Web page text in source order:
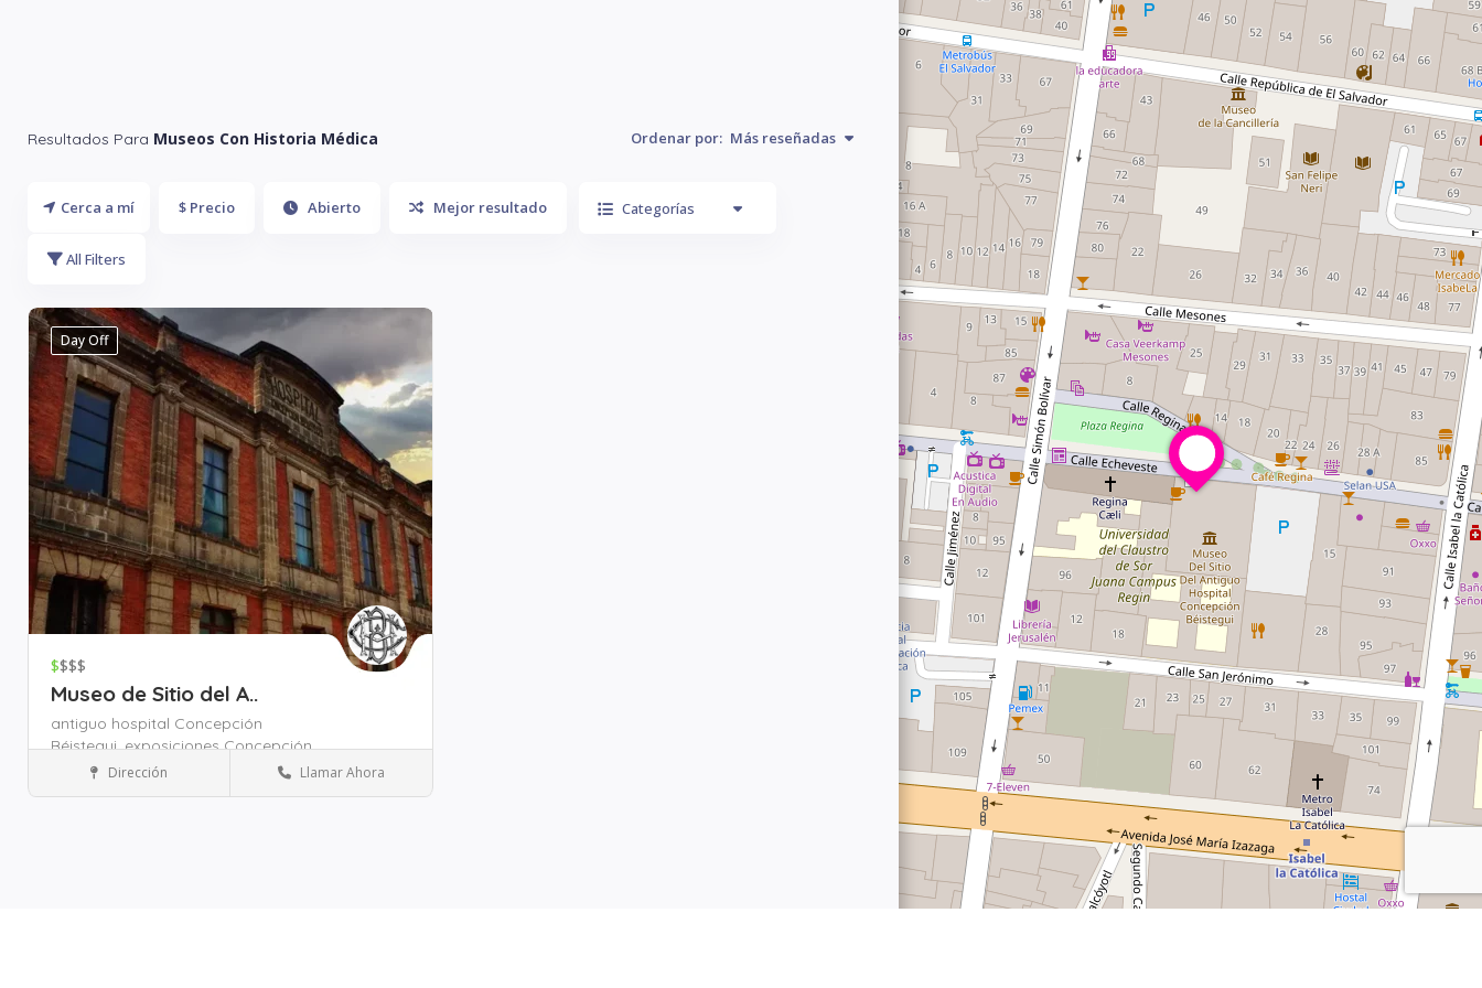
Resultados Para Museos Con Historia Médica Ordenar por: Más reseñadas
Cerca a mí $ Precio Abierto Mejor resultado Categorías
All Filters
Day Off
$$$$
Museo de Sitio del A..
antiguo hospital Concepción
Béistegui,exposiciones Concepción
Béistegui,historia de la medicina en
Museos y Cultura
Zona Pino SuárezZona Salto del Agua
Dirección Llamar Ahora